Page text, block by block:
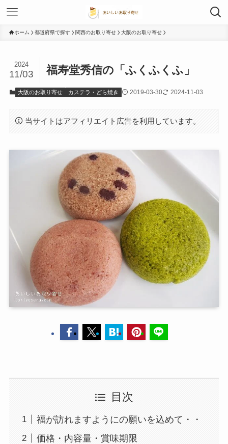
ホーム 都道府県で探す 関西のお取り寄せ 大阪のお取り寄せ
福寿堂秀信の「ふくふくふ」
2024
11/03
大阪のお取り寄せ カステラ・どら焼き 2019-03-30 2024-11-03
当サイトはアフィリエイト広告を利用しています。
目次
福が訪れますようにの願いを込めて・・
価格・内容量・賞味期限